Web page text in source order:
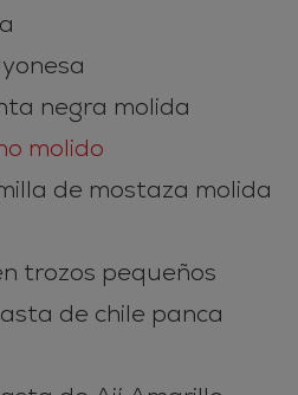
negra molida
molido
de mostaza molida
trozos pequeños
de chile panca